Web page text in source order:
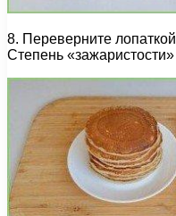
8. Переверните
Степень